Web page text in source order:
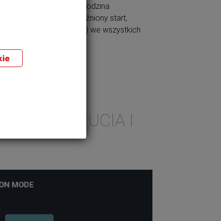
dodatkowych (godzina
dozowania, opóźniony start,
wybór początku) we wszystkich
I